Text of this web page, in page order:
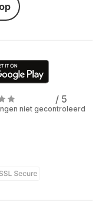
/ 5
niet gecontroleerd